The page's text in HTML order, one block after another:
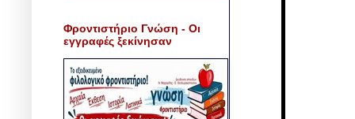
Φροντιστήριο Γνώση - Οι
εγγραφές ξεκίνησαν